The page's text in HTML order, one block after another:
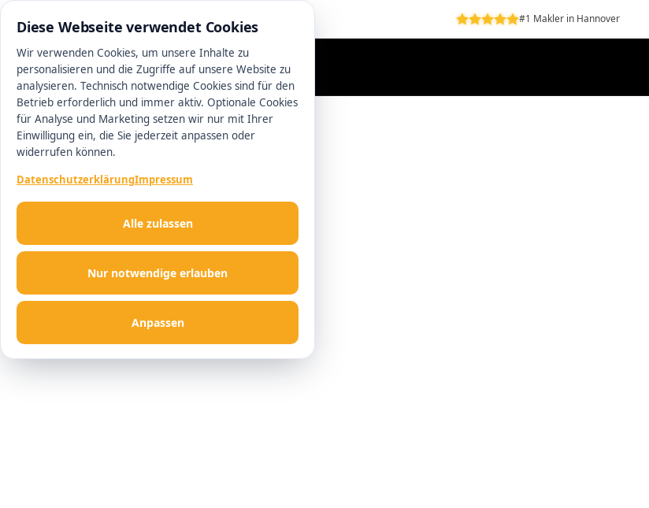
0511 13221100 #1 Makler in Hannover
Diese Webseite verwendet Cookies
Wir verwenden Cookies, um unsere Inhalte zu
personalisieren und die Zugriffe auf unsere Website zu
analysieren. Technisch notwendige Cookies sind für den
Betrieb erforderlich und immer aktiv. Optionale Cookies
für Analyse und Marketing setzen wir nur mit Ihrer
Einwilligung ein, die Sie jederzeit anpassen oder
widerrufen können.
DatenschutzerklärungImpressum
Nur notwendige erlauben
Anpassen
Alle zulassen